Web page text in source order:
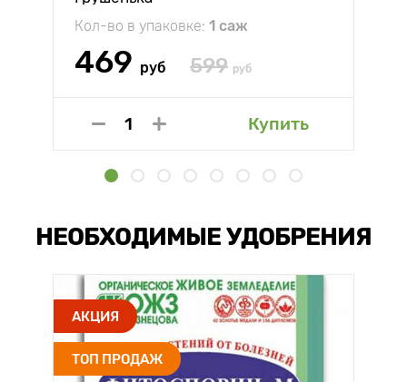
Кол-во в упаковке: 1 саж
469 руб 599 руб
Купить
НЕОБХОДИМЫЕ УДОБРЕНИЯ
АКЦИЯ
ТОП ПРОДАЖ